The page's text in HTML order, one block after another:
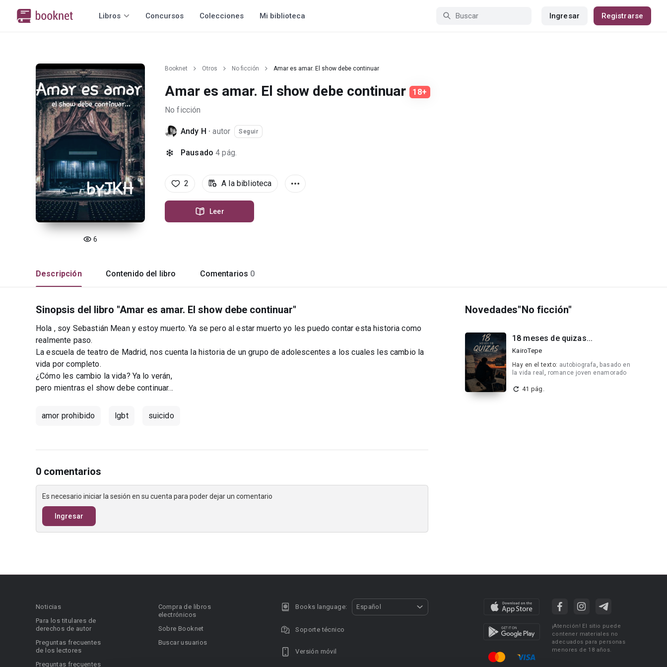
Libros Concursos Colecciones Mi biblioteca Ingresar Registrarse
6
Booknet Otros No ficción Amar es amar. El show debe continuar
Amar es amar. El show debe continuar
18+
No ficción
Andy H ·autor Seguir
Pausado 4 pág.
2 A la biblioteca
Leer
Descripción Contenido del libro Comentarios 0
Sinopsis del libro "Amar es amar. El show debe continuar"
Hola , soy Sebastián Mean y estoy muerto. Ya se pero al estar muerto yo les puedo contar esta historia como
realmente paso.
La escuela de teatro de Madrid, nos cuenta la historia de un grupo de adolescentes a los cuales les cambio la
vida por completo.
¿Cómo les cambio la vida? Ya lo verán,
pero mientras el show debe continuar...
amor prohibido lgbt suicido
0 comentarios
Es necesario iniciar la sesión en su cuenta para poder dejar un comentario
Ingresar
Novedades"No ficción"
18 meses de quizas...
KairoTepe
Hay en el texto: autobiografa, basado en
la vida real , romance joven enamorado
41 pág.
Noticias
Para los titulares de
derechos de autor
Preguntas frecuentes
de los lectores
Preguntas frecuentes
Compra de libros
electrónicos
Sobre Booknet
Buscar usuarios
Books language: Español
Soporte técnico
Versión móvil
¡Atención! El sitio puede
contener materiales no
adecuados para personas
menores de 18 años.